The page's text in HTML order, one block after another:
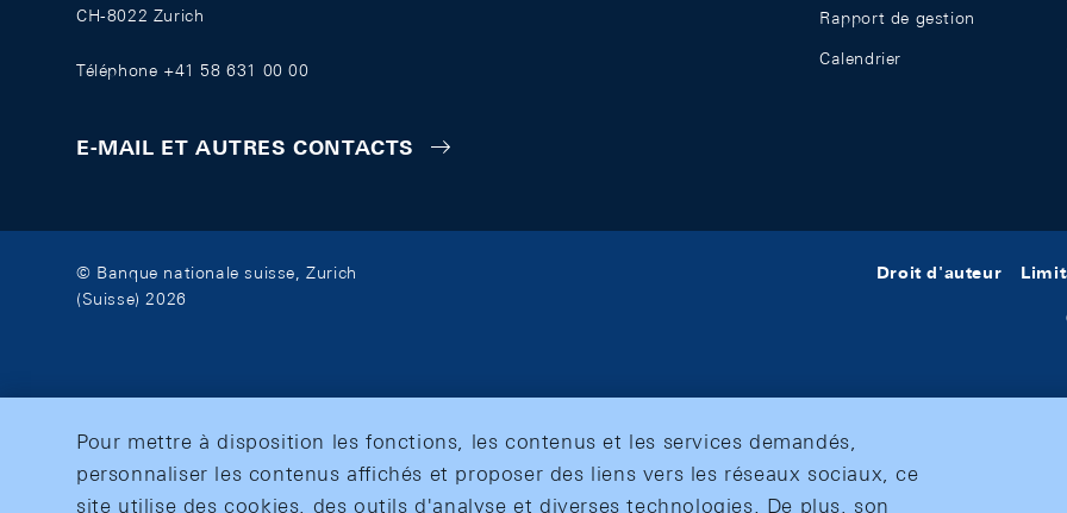
CH-8022 Zurich
Téléphone +41 58 631 00 00
E-MAIL ET AUTRES CONTACTS
Rapport de gestion
Calendrier
© Banque nationale suisse, Zurich
(Suisse) 2026
Droit d'auteur
Pour mettre à disposition les fonctions, les contenus et les services demandés,
personnaliser les contenus affichés et proposer des liens vers les réseaux sociaux, ce
site utilise des cookies, des outils d'analyse et diverses technologies. De plus, son